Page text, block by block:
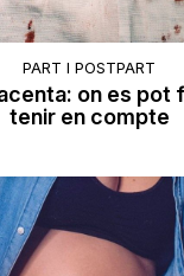
PART I POSTPART
on es pot
tenir en compte